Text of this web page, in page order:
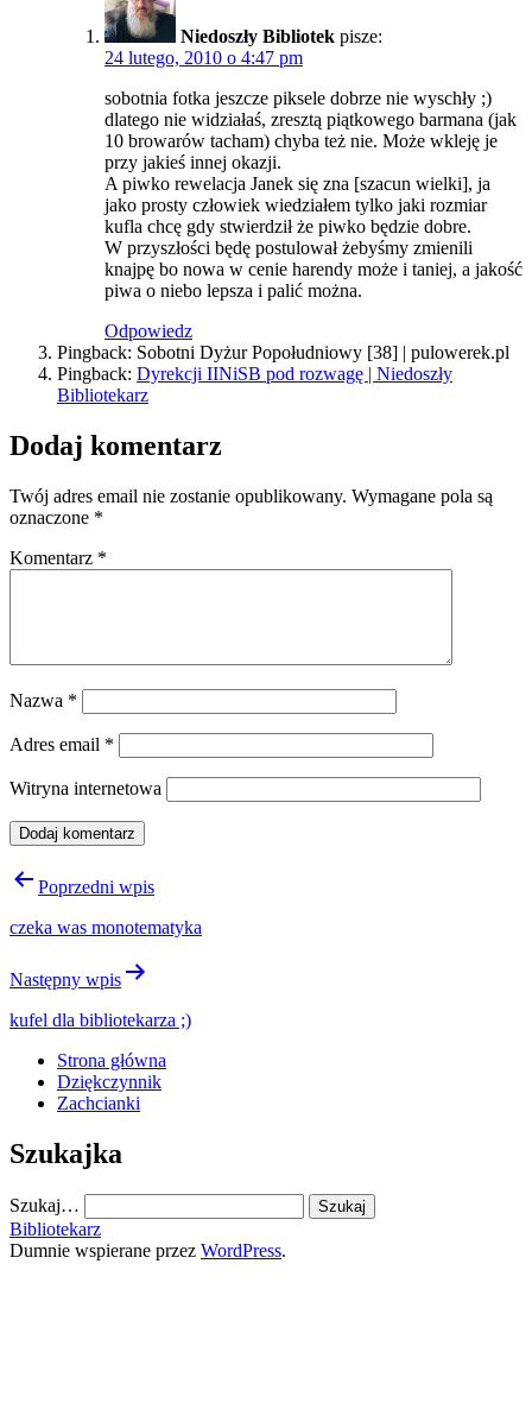
Niedoszły Bibliotek pisze:
24 lutego, 2010 o 4:47 pm
sobotnia fotka jeszcze piksele dobrze nie wyschły ;)
dlatego nie widziałaś, zresztą piątkowego barmana (jak
10 browarów tacham) chyba też nie. Może wkleję je
przy jakieś innej okazji.
A piwko rewelacja Janek się zna [szacun wielki], ja
jako prosty człowiek wiedziałem tylko jaki rozmiar
kufla chcę gdy stwierdził że piwko będzie dobre.
W przyszłości będę postulował żebyśmy zmienili
knajpę bo nowa w cenie harendy może i taniej, a jakość
piwa o niebo lepsza i palić można.
Odpowiedz
Pingback: Sobotni Dyżur Popołudniowy [38] | pulowerek.pl
Pingback: Dyrekcji IINiSB pod rozwagę | Niedoszły
Bibliotekarz
Dodaj komentarz
Twój adres email nie zostanie opublikowany. Wymagane pola są
oznaczone *
Komentarz *
Nazwa *
Adres email *
Witryna internetowa
Nawigacja
Poprzedni wpis
czeka was monotematyka
Następny wpis
kufel dla bibliotekarza ;)
Strona główna
Dziękczynnik
Zachcianki
Szukajka
Szukaj…
Bibliotekarz
Dumnie wspierane przez WordPress.